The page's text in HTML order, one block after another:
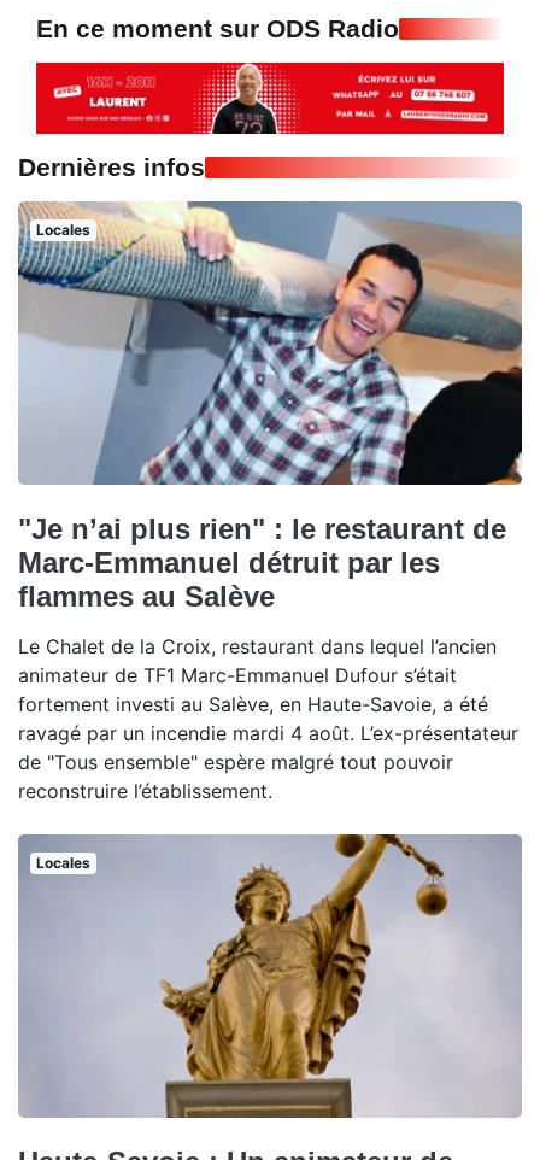
En ce moment sur ODS Radio
Dernières infos
Locales
"Je n’ai plus rien" : le restaurant de
Marc-Emmanuel détruit par les
flammes au Salève
Le Chalet de la Croix, restaurant dans lequel l’ancien
animateur de TF1 Marc-Emmanuel Dufour s’était
fortement investi au Salève, en Haute-Savoie, a été
ravagé par un incendie mardi 4 août. L’ex-présentateur
de "Tous ensemble" espère malgré tout pouvoir
reconstruire l’établissement.
Locales